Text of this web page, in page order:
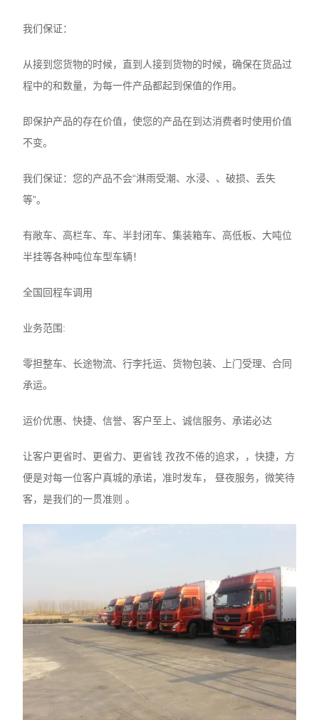
我们保证：
从接到您货物的时候，直到人接到货物的时候，确保在货品过
程中的和数量，为每一件产品都起到保值的作用。
即保护产品的存在价值，使您的产品在到达消费者时使用价值
不变。
我们保证：您的产品不会“淋雨受潮、水浸、、破损、丢失
等”。
有敞车、高栏车、车、半封闭车、集装箱车、高低板、大吨位
半挂等各种吨位车型车辆！
全国回程车调用
业务范围:
零担整车、长途物流、行李托运、货物包装、上门受理、合同
承运。
运价优惠、快捷、信誉、客户至上、诚信服务、承诺必达
让客户更省时、更省力、更省钱 孜孜不倦的追求，，快捷，方
便是对每一位客户真城的承诺，准时发车， 昼夜服务，微笑待
客，是我们的一贯准则 。